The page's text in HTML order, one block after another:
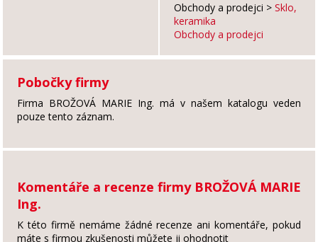
Obchody a prodejci > Sklo,
keramika
Obchody a prodejci
Pobočky firmy
Firma BROŽOVÁ MARIE Ing. má v našem katalogu veden
pouze tento záznam.
Komentáře a recenze firmy BROŽOVÁ MARIE
Ing.
K této firmě nemáme žádné recenze ani komentáře, pokud
máte s firmou zkušenosti můžete ji ohodnotit